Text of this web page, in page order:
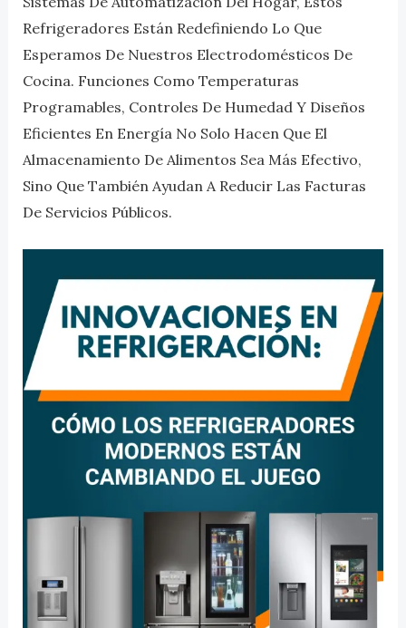
Refrigeradores Están Redefiniendo Lo Que
Esperamos De Nuestros Electrodomésticos De
Cocina. Funciones Como Temperaturas
Programables, Controles De Humedad Y Diseños
Eficientes En Energía No Solo Hacen Que El
Almacenamiento De Alimentos Sea Más Efectivo,
Sino Que También Ayudan A Reducir Las Facturas
De Servicios Públicos.